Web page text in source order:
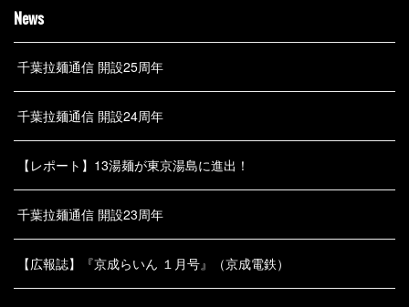
News
千葉拉麺通信 開設25周年
千葉拉麺通信 開設24周年
【レポート】13湯麺が東京湯島に進出！
千葉拉麺通信 開設23周年
【広報誌】『京成らいん １月号』（京成電鉄）